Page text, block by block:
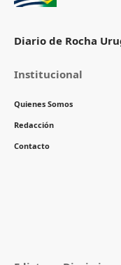
Diario de Rocha
Institucional
Quienes Somos
Redacción
Contacto